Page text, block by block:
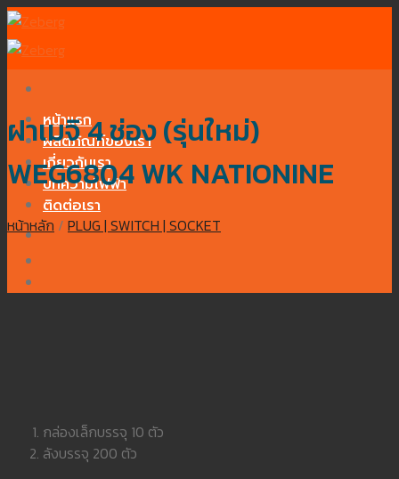
Skip
to
content
หน้าแรก
ผลิตภัณฑ์ของเรา
เกี่ยวกับเรา
บทความไฟฟ้า
ติดต่อเรา
ฝาเมจิ 4 ช่อง (รุ่นใหม่)
WEG6804 WK NATIONINE
หน้าหลัก / PLUG | SWITCH | SOCKET
กล่องเล็กบรรจุ 10 ตัว
ลังบรรจุ 200 ตัว